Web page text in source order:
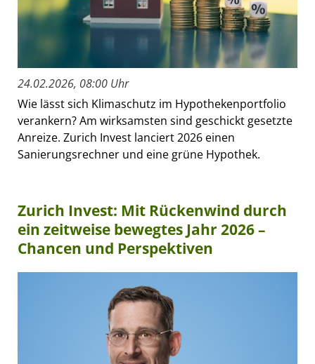
24.02.2026, 08:00 Uhr
Wie lässt sich Klimaschutz im Hypothekenportfolio
verankern? Am wirksamsten sind geschickt gesetzte
Anreize. Zurich Invest lanciert 2026 einen
Sanierungsrechner und eine grüne Hypothek.
Zurich Invest: Mit Rückenwind durch
ein zeitweise bewegtes Jahr 2026 –
Chancen und Perspektiven